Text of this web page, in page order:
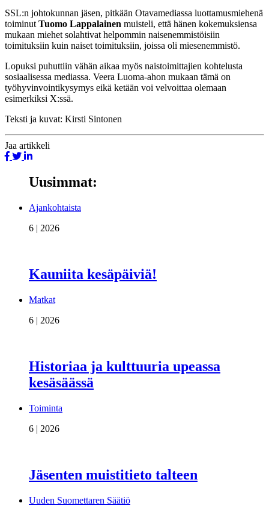
SSL:n johtokunnan jäsen, pitkään Otavamediassa luottamusmiehenä
toiminut Tuomo Lappalainen muisteli, että hänen kokemuksiensa
mukaan miehet solahtivat helpommin naisenemmistöisiin
toimituksiin kuin naiset toimituksiin, joissa oli miesenemmistö.
Lopuksi puhuttiin vähän aikaa myös naistoimittajien kohtelusta
sosiaalisessa mediassa. Veera Luoma-ahon mukaan tämä on
työhyvinvointikysymys eikä ketään voi velvoittaa olemaan
esimerkiksi X:ssä.
Teksti ja kuvat: Kirsti Sintonen
Jaa artikkeli
Uusimmat:
Ajankohtaista
6 | 2026
Kauniita kesäpäiviä!
Matkat
6 | 2026
Historiaa ja kulttuuria upeassa
kesäsäässä
Toiminta
6 | 2026
Jäsenten muistitieto talteen
Uuden Suomettaren Säätiö